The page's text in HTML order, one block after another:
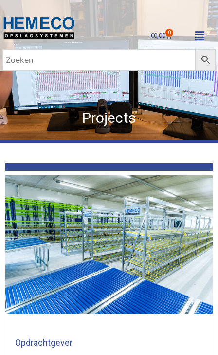
€0,00 0
Projects
Opdrachtgever